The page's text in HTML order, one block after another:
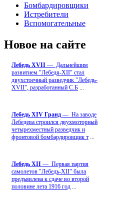
Бомбардировщики
Истребители
Вспомогательные
Новое на сайте
Лебедь ХVII — Дальнейшим
развитием "Лебедя-ХII" стал
двухстоечный разведчик "Лебедь-
XVII", разработанный С.Б
Лебедь ХIV Гранд — На заводе
Лебедева строился двухмоторный
четырехместный разведчик и
фронтовой бомбардировщик т
Лебедь ХII — Первая партия
самолетов "Лебедь-ХII" была
предъявлена к сдаче во второй
половине лета 1916 год